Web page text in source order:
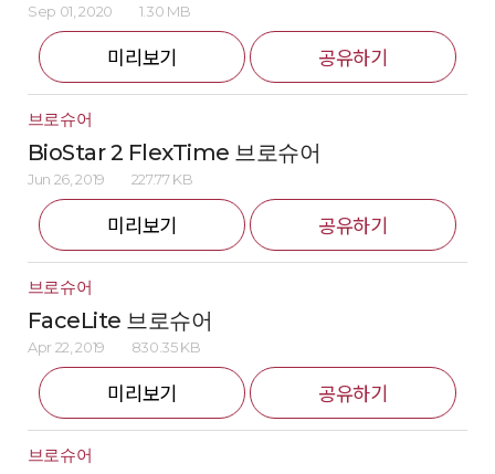
Sep 01, 2020 1.30 MB
미리보기 공유하기
브로슈어
BioStar 2 FlexTime 브로슈어
Jun 26, 2019 227.77 KB
미리보기 공유하기
브로슈어
FaceLite 브로슈어
Apr 22, 2019 830.35 KB
미리보기 공유하기
브로슈어